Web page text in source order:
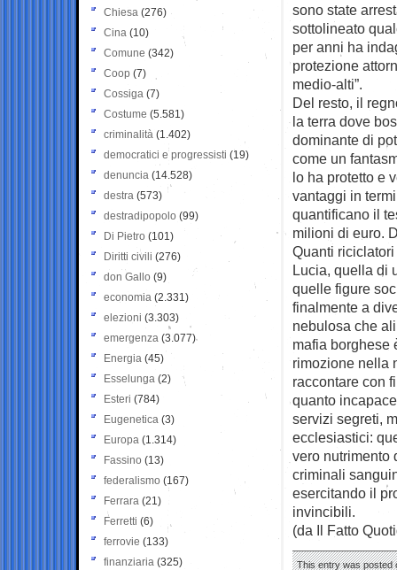
sono state
sottolineato
per anni ha
protezione
medio-alti”.
Del resto, il
la terra dove
dominante di
come un
lo ha protetto e
vantaggi in
quantificano il
milioni di euro.
Quanti
Lucia, quella di
quelle figure
finalmente a
nebulosa che
mafia borghese
rimozione nella
raccontare con
quanto
servizi segreti,
ecclesiastici:
vero nutrimento
criminali
esercitando il
invincibili.
(da Il Fatto
This entry was posted
Chiesa (276)
Cina (10)
Comune (342)
Coop (7)
Cossiga (7)
Costume (5.581)
criminalità (1.402)
democratici e progressisti (19)
denuncia (14.528)
destra (573)
destradipopolo (99)
Di Pietro (101)
Diritti civili (276)
don Gallo (9)
economia (2.331)
elezioni (3.303)
emergenza (3.077)
Energia (45)
Esselunga (2)
Esteri (784)
Eugenetica (3)
Europa (1.314)
Fassino (13)
federalismo (167)
Ferrara (21)
Ferretti (6)
ferrovie (133)
finanziaria (325)